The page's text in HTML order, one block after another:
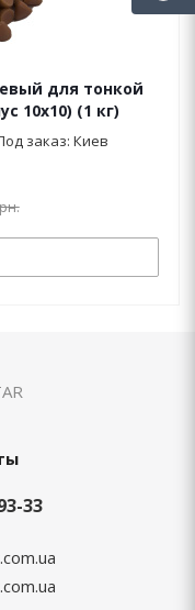
для тонкой
10х10) (1 кг)
заказ: Киев
33